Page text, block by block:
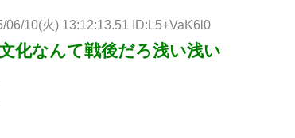
06/10(火) 13:12:13.51 ID:L5+VaK6l0
化なんて戦後だろ浅い浅い